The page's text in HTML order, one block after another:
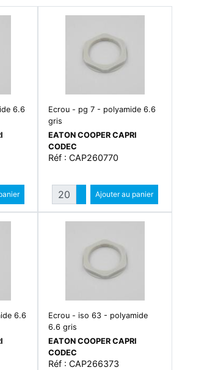
6.6
Ecrou - pg 7 - polyamide 6.6
gris
EATON COOPER CAPRI
CODEC
Réf : CAP260770
Quantité
Augmenter quantité
Diminuer quantité
Ajouter au panier
6.6
Ecrou - iso 63 - polyamide
6.6 gris
EATON COOPER CAPRI
CODEC
Réf : CAP266373